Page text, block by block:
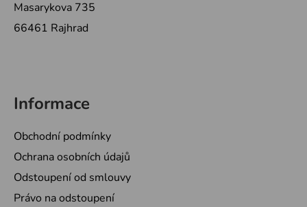
Masarykova 735
66461 Rajhrad
Informace
Obchodní podmínky
Ochrana osobních údajů
Odstoupení od smlouvy
Právo na odstoupení